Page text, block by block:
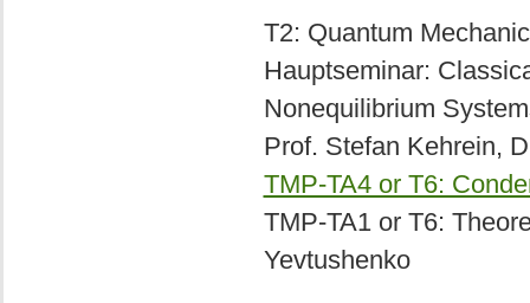
T2: Quantum
Hauptseminar:
Nonequilibrium
Prof. Stefan Kehrein,
TMP-TA4 or T6:
TMP-TA1 or T6:
Yevtushenko